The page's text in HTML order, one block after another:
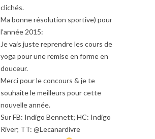
clichés.
Ma bonne résolution sportive) pour
l’année 2015:
Je vais juste reprendre les cours de
yoga pour une remise en forme en
douceur.
Merci pour le concours & je te
souhaite le meilleurs pour cette
nouvelle année.
Sur FB: Indigo Bennett; HC: Indigo
River; TT: @Lecanardivre